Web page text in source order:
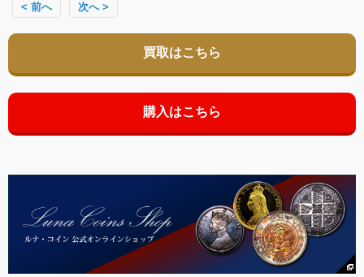
< 前へ 次へ >
買取はこちら
購入はこちら